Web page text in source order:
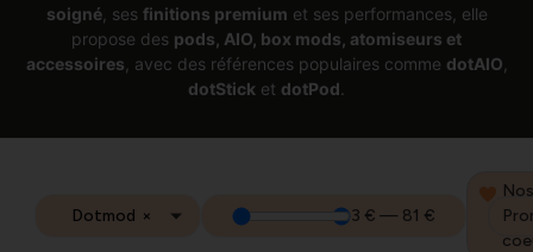
soigné, ses finitions premium et ses performances, elle
propose des pods, AIO, box mods, atomiseurs et
accessoires , avec des références populaires comme dotAIO
dotStick et dotPod
Dotmod × 3 € — 81 €
de